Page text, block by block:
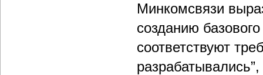
Минкомсвязи
созданию
соответствуют